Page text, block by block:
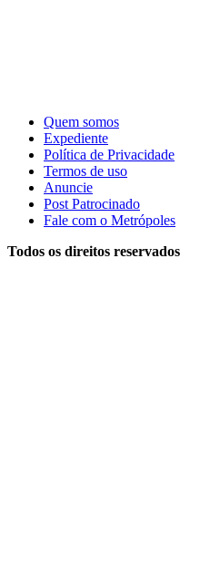
Quem somos
Expediente
Política de Privacidade
Termos de uso
Anuncie
Post Patrocinado
Fale com o Metrópoles
Todos os direitos reservados